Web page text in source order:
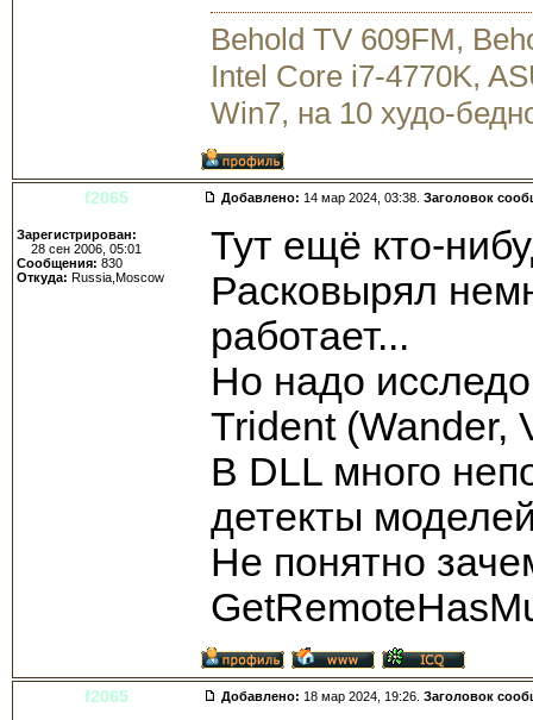
Behold TV 609FM,
Intel Core i7-4770K,
Win7, на 10 худо-
f2065 Добавлено: 14 мар 2024, 03:38. Заголовок
Зарегистрирован:
28 сен 2006, 05:01
Сообщения: 830
Откуда: Russia,Moscow
Тут ещё кто-
Расковырял
работает...
Но надо
Trident (Wander,
В DLL много
детекты
Не понятно
f2065 Добавлено: 18 мар 2024, 19:26. Заголовок